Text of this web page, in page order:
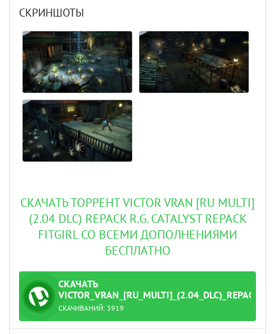
СКРИНШОТЫ
СКАЧАТЬ ТОРРЕНТ VICTOR VRAN [RU MULTI]
(2.04 DLC) REPACK R.G. CATALYST REPACK
FITGIRL СО ВСЕМИ ДОПОЛНЕНИЯМИ
БЕСПЛАТНО
СКАЧАТЬ
ТОРРЕНТ
СКАЧИВАНИЙ: 3919